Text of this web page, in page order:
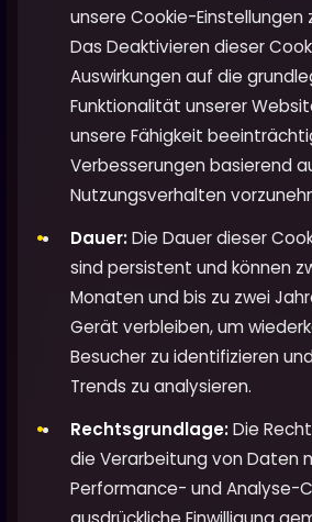
unsere Cookie-Einstellungen
Das Deaktivieren dieser
Auswirkungen auf die
Funktionalität unserer
unsere Fähigkeit
Verbesserungen basierend
Nutzungsverhalten
Dauer:Die Dauer dieser
sind persistent und können
Monaten und bis zu zwei
Gerät verbleiben, um
Besucher zu identifizieren
Trends zu analysieren.
Rechtsgrundlage:Die
die Verarbeitung von Daten
Performance- und Analyse-